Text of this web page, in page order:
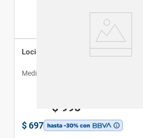
Loción Lactibon x 120 ml
Medihealth
$ 995
$ 697